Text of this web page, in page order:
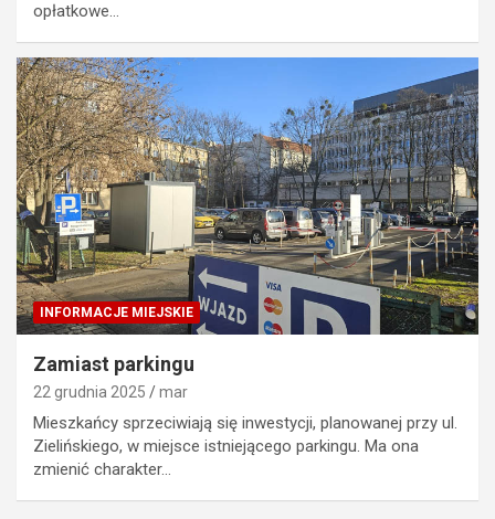
opłatkowe…
INFORMACJE MIEJSKIE
Zamiast parkingu
22 grudnia 2025 mar
Mieszkańcy sprzeciwiają się inwestycji, planowanej przy ul.
Zielińskiego, w miejsce istniejącego parkingu. Ma ona
zmienić charakter…